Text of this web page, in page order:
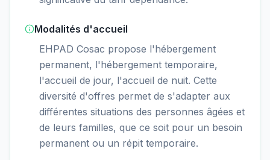
Modalités d'accueil
EHPAD Cosac propose l'hébergement
permanent, l'hébergement temporaire,
l'accueil de jour, l'accueil de nuit. Cette
diversité d'offres permet de s'adapter aux
différentes situations des personnes âgées et
de leurs familles, que ce soit pour un besoin
permanent ou un répit temporaire.